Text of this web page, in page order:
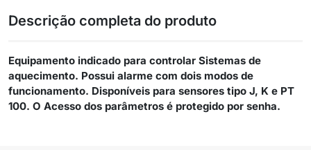
Descrição completa do produto
Equipamento indicado para controlar Sistemas de
aquecimento. Possui alarme com dois modos de
funcionamento. Disponíveis para sensores tipo J, K e PT
100. O Acesso dos parâmetros é protegido por senha.